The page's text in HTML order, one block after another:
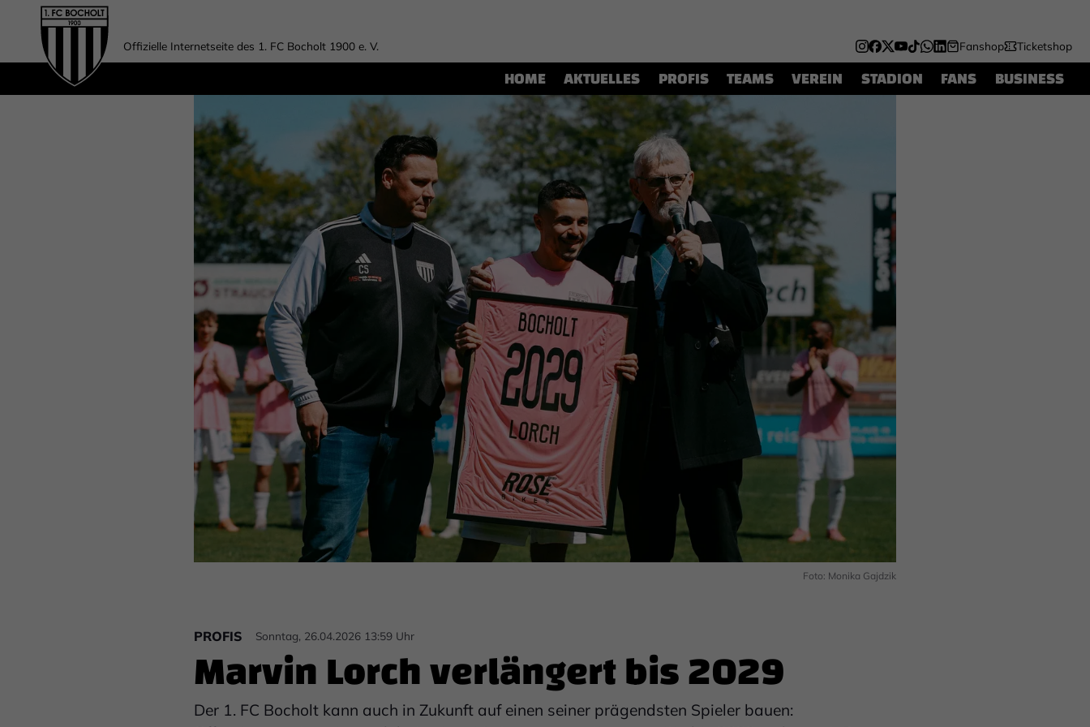
Offizielle Internetseite des 1. FC Bocholt 1900 e. V. Fanshop Ticketshop
HOME AKTUELLES PROFIS TEAMS VEREIN STADION FANS BUSINESS
Foto: Monika Gajdzik
PROFIS Sonntag, 26.04.2026 13:59 Uhr
Marvin Lorch verlängert bis 2029
Der 1. FC Bocholt kann auch in Zukunft auf einen seiner prägendsten Spieler bauen: